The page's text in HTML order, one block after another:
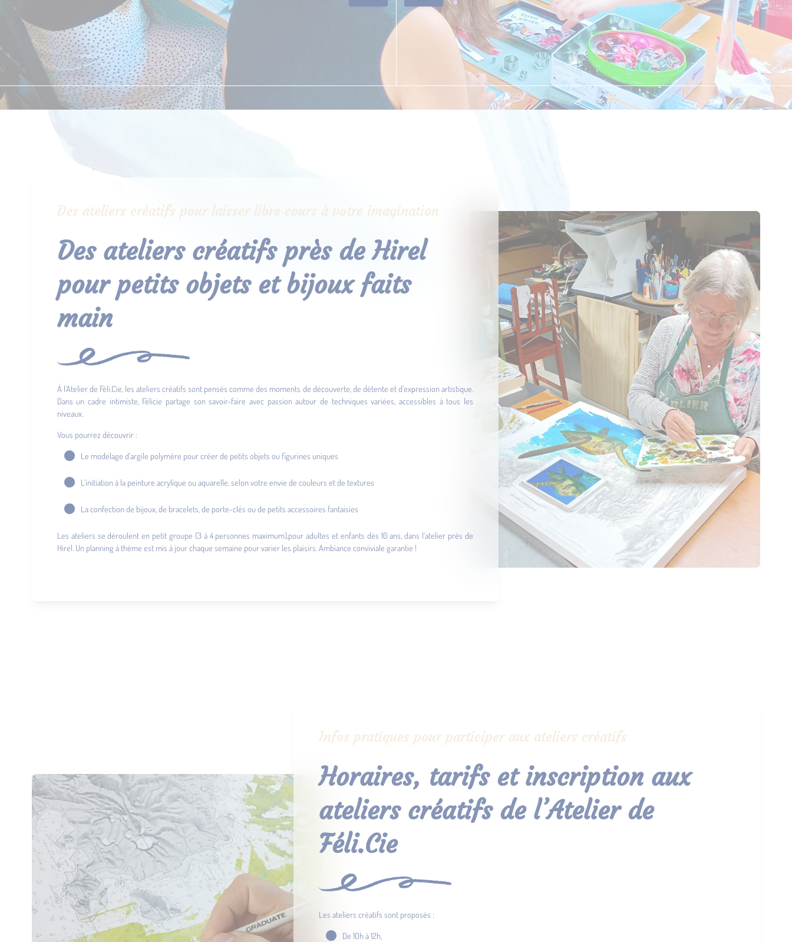
Des ateliers créatifs pour laisser libre cours à votre imagination
Des ateliers créatifs près de Hirel
pour petits objets et bijoux faits
main
À l’Atelier de Féli.Cie, les ateliers créatifs sont pensés comme des moments de découverte, de détente et d’expression artistique.
Dans un cadre intimiste, Félicie partage son savoir-faire avec passion autour de techniques variées, accessibles à tous les
niveaux.
Vous pourrez découvrir :
Le modelage d’argile polymère pour créer de petits objets ou figurines uniques
L’initiation à la peinture acrylique ou aquarelle, selon votre envie de couleurs et de textures
La confection de bijoux, de bracelets, de porte-clés ou de petits accessoires fantaisies
Les ateliers se déroulent en petit groupe (3 à 4 personnes maximum),pour adultes et enfants dès 10 ans, dans l’atelier près de
Hirel. Un planning à thème est mis à jour chaque semaine pour varier les plaisirs. Ambiance conviviale garantie !
Infos pratiques pour participer aux ateliers créatifs
Horaires, tarifs et inscription aux
ateliers créatifs de l’Atelier de
Féli.Cie
Les ateliers créatifs sont proposés :
De 10h à 12h,